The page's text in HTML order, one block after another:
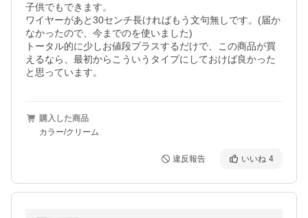
子供でもできます。
ワイヤーがあと30センチ長ければもう文句無しです。(届か
なかったので、今までのを使いました)
トータル的に少しお値段プラスするだけで、この商品が買
えるなら、最初からこういうタイプにしておけば良かった
と思っています。
購入した商品
カラー/クリーム
違反報告 いいね 4